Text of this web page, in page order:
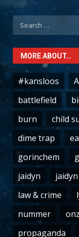
Search
for:
MORE ABOUT…
#kansloos
battlefield
burn
child
dime trap
gorinchem
jaidyn
law & crime
nummer
propaganda